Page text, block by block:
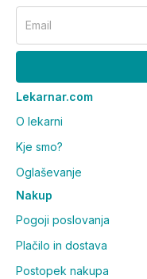
Email
Lekarnar.com
O lekarni
Kje smo?
Oglaševanje
Nakup
Pogoji poslovanja
Plačilo in dostava
Postopek nakupa